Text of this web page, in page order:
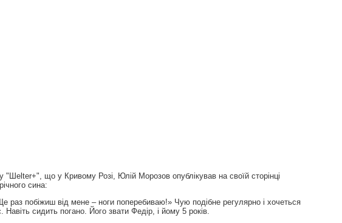
"Шelter+", що у Кривому Розі, Юлій Морозов опублікував на своїй сторінці
сина:
раз побіжиш від мене – ноги поперебиваю!» Чую подібне регулярно і хочеться
Навіть сидить погано. Його звати Федір, і йому 5 років.